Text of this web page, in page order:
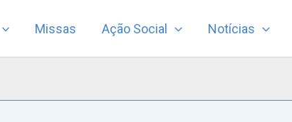
Missas Ação Social Notícias